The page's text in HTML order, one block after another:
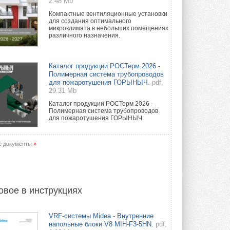
Компактные вентиляционные установки
для создания оптимального
микроклимата в небольших помещениях
различного назначения.
Каталог продукции РОСТерм 2026 -
Полимерная система трубопроводов
для пожаротушения ГОРЫНЫЧ.
pdf,
29.31 Mb
Каталог продукции РОСТерм 2026 -
Полимерная система трубопроводов
для пожаротушения ГОРЫНЫЧ
документы »
в инструкциях
VRF-системы Midea - Внутренние
напольные блоки V8 MIH-F3-5HN. pdf,